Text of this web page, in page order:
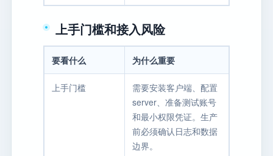
上手门槛和接入风险
要看什么 为什么重要
上手门槛
需要安装客户端、配置
server、准备测试账号
和最小权限凭证。生产
前必须确认日志和数据
边界。